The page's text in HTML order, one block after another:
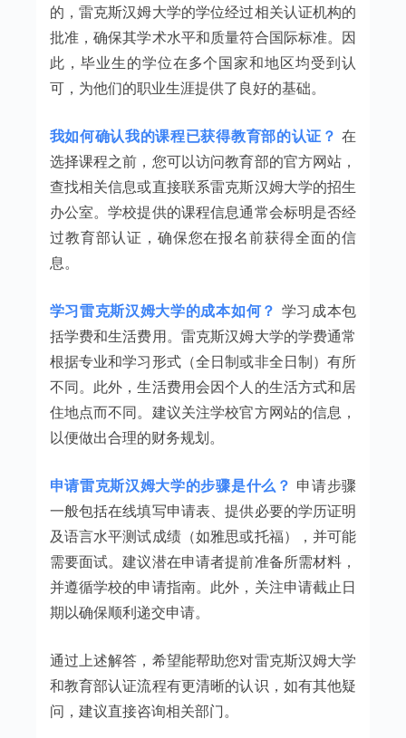
的，雷克斯汉姆大学的学位经过相关认证机构的
批准，确保其学术水平和质量符合国际标准。因
此，毕业生的学位在多个国家和地区均受到认
可，为他们的职业生涯提供了良好的基础。
我如何确认我的课程已获得教育部的认证？ 在
选择课程之前，您可以访问教育部的官方网站，
查找相关信息或直接联系雷克斯汉姆大学的招生
办公室。学校提供的课程信息通常会标明是否经
过教育部认证，确保您在报名前获得全面的信
息。
学习雷克斯汉姆大学的成本如何？ 学习成本包
括学费和生活费用。雷克斯汉姆大学的学费通常
根据专业和学习形式（全日制或非全日制）有所
不同。此外，生活费用会因个人的生活方式和居
住地点而不同。建议关注学校官方网站的信息，
以便做出合理的财务规划。
申请雷克斯汉姆大学的步骤是什么？ 申请步骤
一般包括在线填写申请表、提供必要的学历证明
及语言水平测试成绩（如雅思或托福），并可能
需要面试。建议潜在申请者提前准备所需材料，
并遵循学校的申请指南。此外，关注申请截止日
期以确保顺利递交申请。
通过上述解答，希望能帮助您对雷克斯汉姆大学
和教育部认证流程有更清晰的认识，如有其他疑
问，建议直接咨询相关部门。